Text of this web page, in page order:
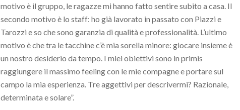
motivo è il gruppo, le ragazze mi hanno fatto sentire subito a casa. Il
secondo motivo è lo staff: ho già lavorato in passato con Piazzi e
Tarozzi e so che sono garanzia di qualità e professionalità. L’ultimo
motivo è che tra le tacchine c’è mia sorella minore: giocare insieme è
un nostro desiderio da tempo. I miei obiettivi sono in primis
raggiungere il massimo feeling con le mie compagne e portare sul
campo la mia esperienza. Tre aggettivi per descrivermi? Razionale,
determinata e solare”.